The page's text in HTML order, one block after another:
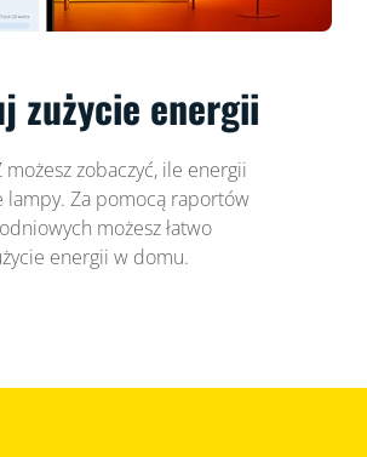
zużycie energii
zobaczyć, ile energii
lampy. Za pomocą raportów
możesz łatwo
energii w domu.